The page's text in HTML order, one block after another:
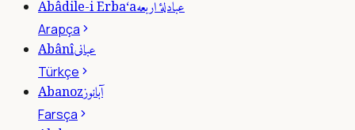
Abâdile-i Erba‘aعبادلۀ اربعه
Arapça
Abânîعبانى
Türkçe
Abanozآبانوز
Farsça